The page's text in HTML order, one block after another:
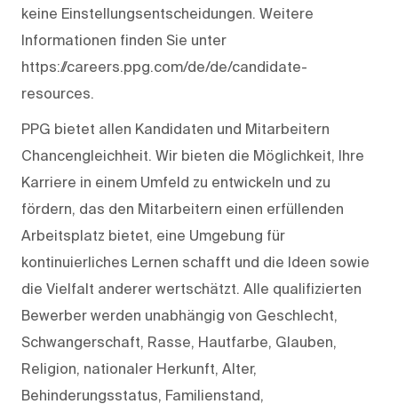
keine Einstellungsentscheidungen. Weitere
Informationen finden Sie unter
https://careers.ppg.com/de/de/candidate-
resources.
PPG bietet allen Kandidaten und Mitarbeitern
Chancengleichheit. Wir bieten die Möglichkeit, Ihre
Karriere in einem Umfeld zu entwickeln und zu
fördern, das den Mitarbeitern einen erfüllenden
Arbeitsplatz bietet, eine Umgebung für
kontinuierliches Lernen schafft und die Ideen sowie
die Vielfalt anderer wertschätzt. Alle qualifizierten
Bewerber werden unabhängig von Geschlecht,
Schwangerschaft, Rasse, Hautfarbe, Glauben,
Religion, nationaler Herkunft, Alter,
Behinderungsstatus, Familienstand,